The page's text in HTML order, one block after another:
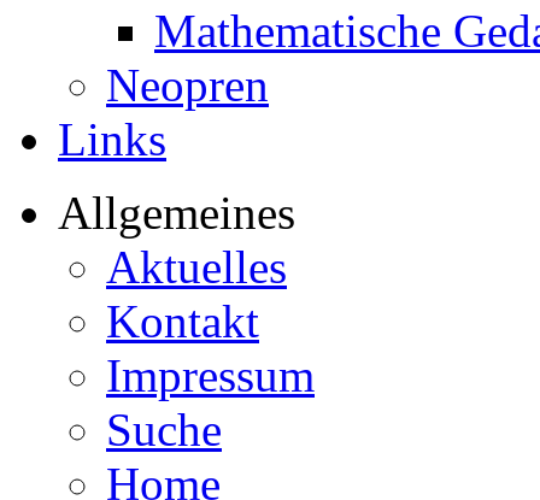
Mathematische
Neopren
Links
Allgemeines
Aktuelles
Kontakt
Impressum
Suche
Home